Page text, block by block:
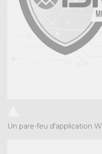
Un pare-feu d'application